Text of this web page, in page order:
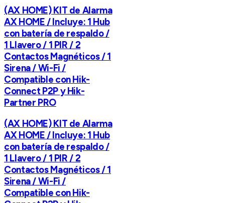
(AX HOME) KIT de Alarma
AX HOME / Incluye: 1 Hub
con batería de respaldo /
1 Llavero / 1 PIR / 2
Contactos Magnéticos / 1
Sirena / Wi-Fi /
Compatible con Hik-
Connect P2P y Hik-
Partner PRO
(AX HOME) KIT de Alarma
AX HOME / Incluye: 1 Hub
con batería de respaldo /
1 Llavero / 1 PIR / 2
Contactos Magnéticos / 1
Sirena / Wi-Fi /
Compatible con Hik-